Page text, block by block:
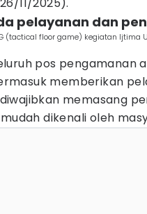
pelayanan dan
(tactical floor game) kegiatan Ijtima
pos pengamanan
memberikan
memasang
dikenali oleh